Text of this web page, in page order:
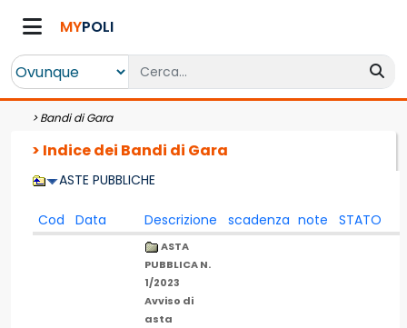
MYPOLI
>Bandi di Gara
> Indice dei Bandi di Gara
ASTE PUBBLICHE
Cod Data Descrizione scadenza note STATO
ASTA
PUBBLICA N.
1/2023
Avviso di
asta